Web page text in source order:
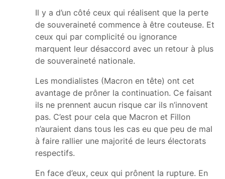
Il y a d’un côté ceux qui réalisent que la perte
de souveraineté commence à être couteuse. Et
ceux qui par complicité ou ignorance
marquent leur désaccord avec un retour à plus
de souveraineté nationale.
Les mondialistes (Macron en tête) ont cet
avantage de prôner la continuation. Ce faisant
ils ne prennent aucun risque car ils n’innovent
pas. C’est pour cela que Macron et Fillon
n’auraient dans tous les cas eu que peu de mal
à faire rallier une majorité de leurs électorats
respectifs.
En face d’eux, ceux qui prônent la rupture. En